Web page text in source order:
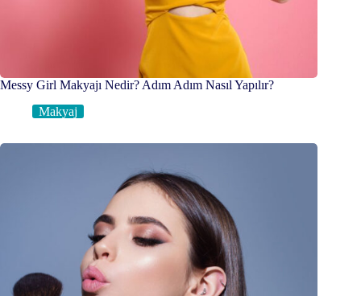
Messy Girl Makyajı Nedir? Adım Adım Nasıl Yapılır?
Makyaj